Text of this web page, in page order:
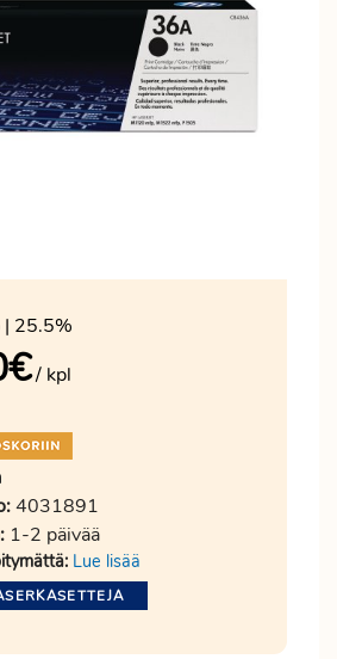
| 25.5%
€/ kpl
4031891
1-2 päivää
Lue lisää